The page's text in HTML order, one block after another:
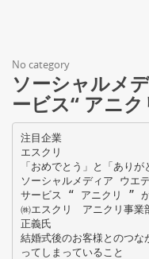
No category
ソーシャルメ
ービス“ アニク
注目企業
エスクリ
「おめでとう」と「あり
ソーシャルメディア ウエ
サービス “ アニクリ ” が
㈱エスクリ アニクリ事
正義氏
結婚式後のお客様とのつな
ってしまっていること